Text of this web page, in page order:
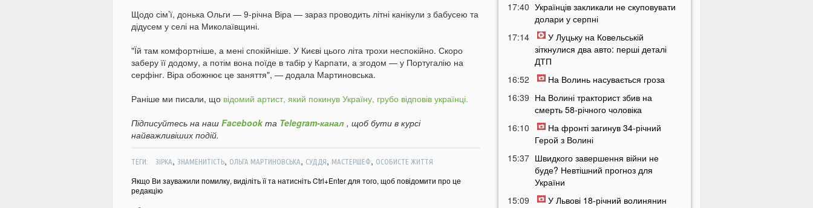
Щодо сім’ї, донька Ольги — 9-річна Віра — зараз проводить літні канікули з бабусею та
дідусем у селі на Миколаївщині.
"Їй там комфортніше, а мені спокійніше. У Києві цього літа трохи неспокійно. Скоро
заберу її додому, а потім вона поїде в табір у Карпати, а згодом — у Португалію на
серфінг. Віра обожнює це заняття", — додала Мартиновська.
Раніше ми писали, що відомий артист, який покинув Україну, грубо відповів українці.
Підписуйтесь на наш Facebookта Telegram-канал , щоб бути в курсі
найважливіших подій.
ТЕГИ: ЗІРКА, ЗНАМЕНИТІСТЬ, ОЛЬГА МАРТИНОВСЬКА, СУДДЯ, МАСТЕРШЕФ, ОСОБИСТЕ ЖИТТЯ
Якщо Ви зауважили помилку, виділіть її та натисніть Ctrl+Enter для того, щоб повідомити про це
редакцію
17:40 Українців закликали не скуповувати
долари у серпні
17:14
У Луцьку на Ковельській
зіткнулися два авто: перші деталі
ДТП
16:52
На Волинь насувається гроза
16:39 На Волині тракторист збив на
смерть 58-річного чоловіка
16:10
На фронті загинув 34-річний
Герой з Волині
15:37 Швидкого завершення війни не
буде? Невтішний прогноз для
України
15:09
У Львові 18-річний волинянин